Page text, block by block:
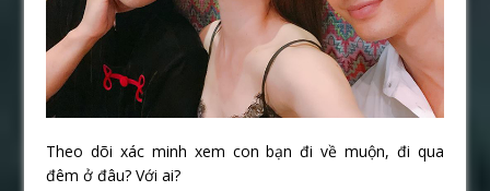
Theo dõi xác minh xem con bạn đi về muộn, đi qua
đêm ở đâu? Với ai?